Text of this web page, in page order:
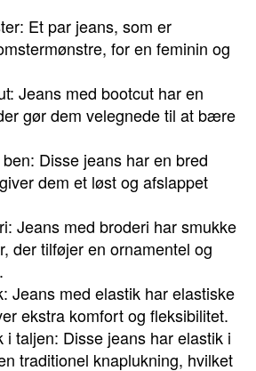
Et par jeans, som er
for en feminin og
Jeans med bootcut har en
gør dem velegnede til at bære
Disse jeans har en bred
dem et løst og afslappet
Jeans med broderi har smukke
der tilføjer en ornamentel og
Jeans med elastik har elastiske
ekstra komfort og fleksibilitet.
i taljen: Disse jeans har elastik i
traditionel knaplukning, hvilket